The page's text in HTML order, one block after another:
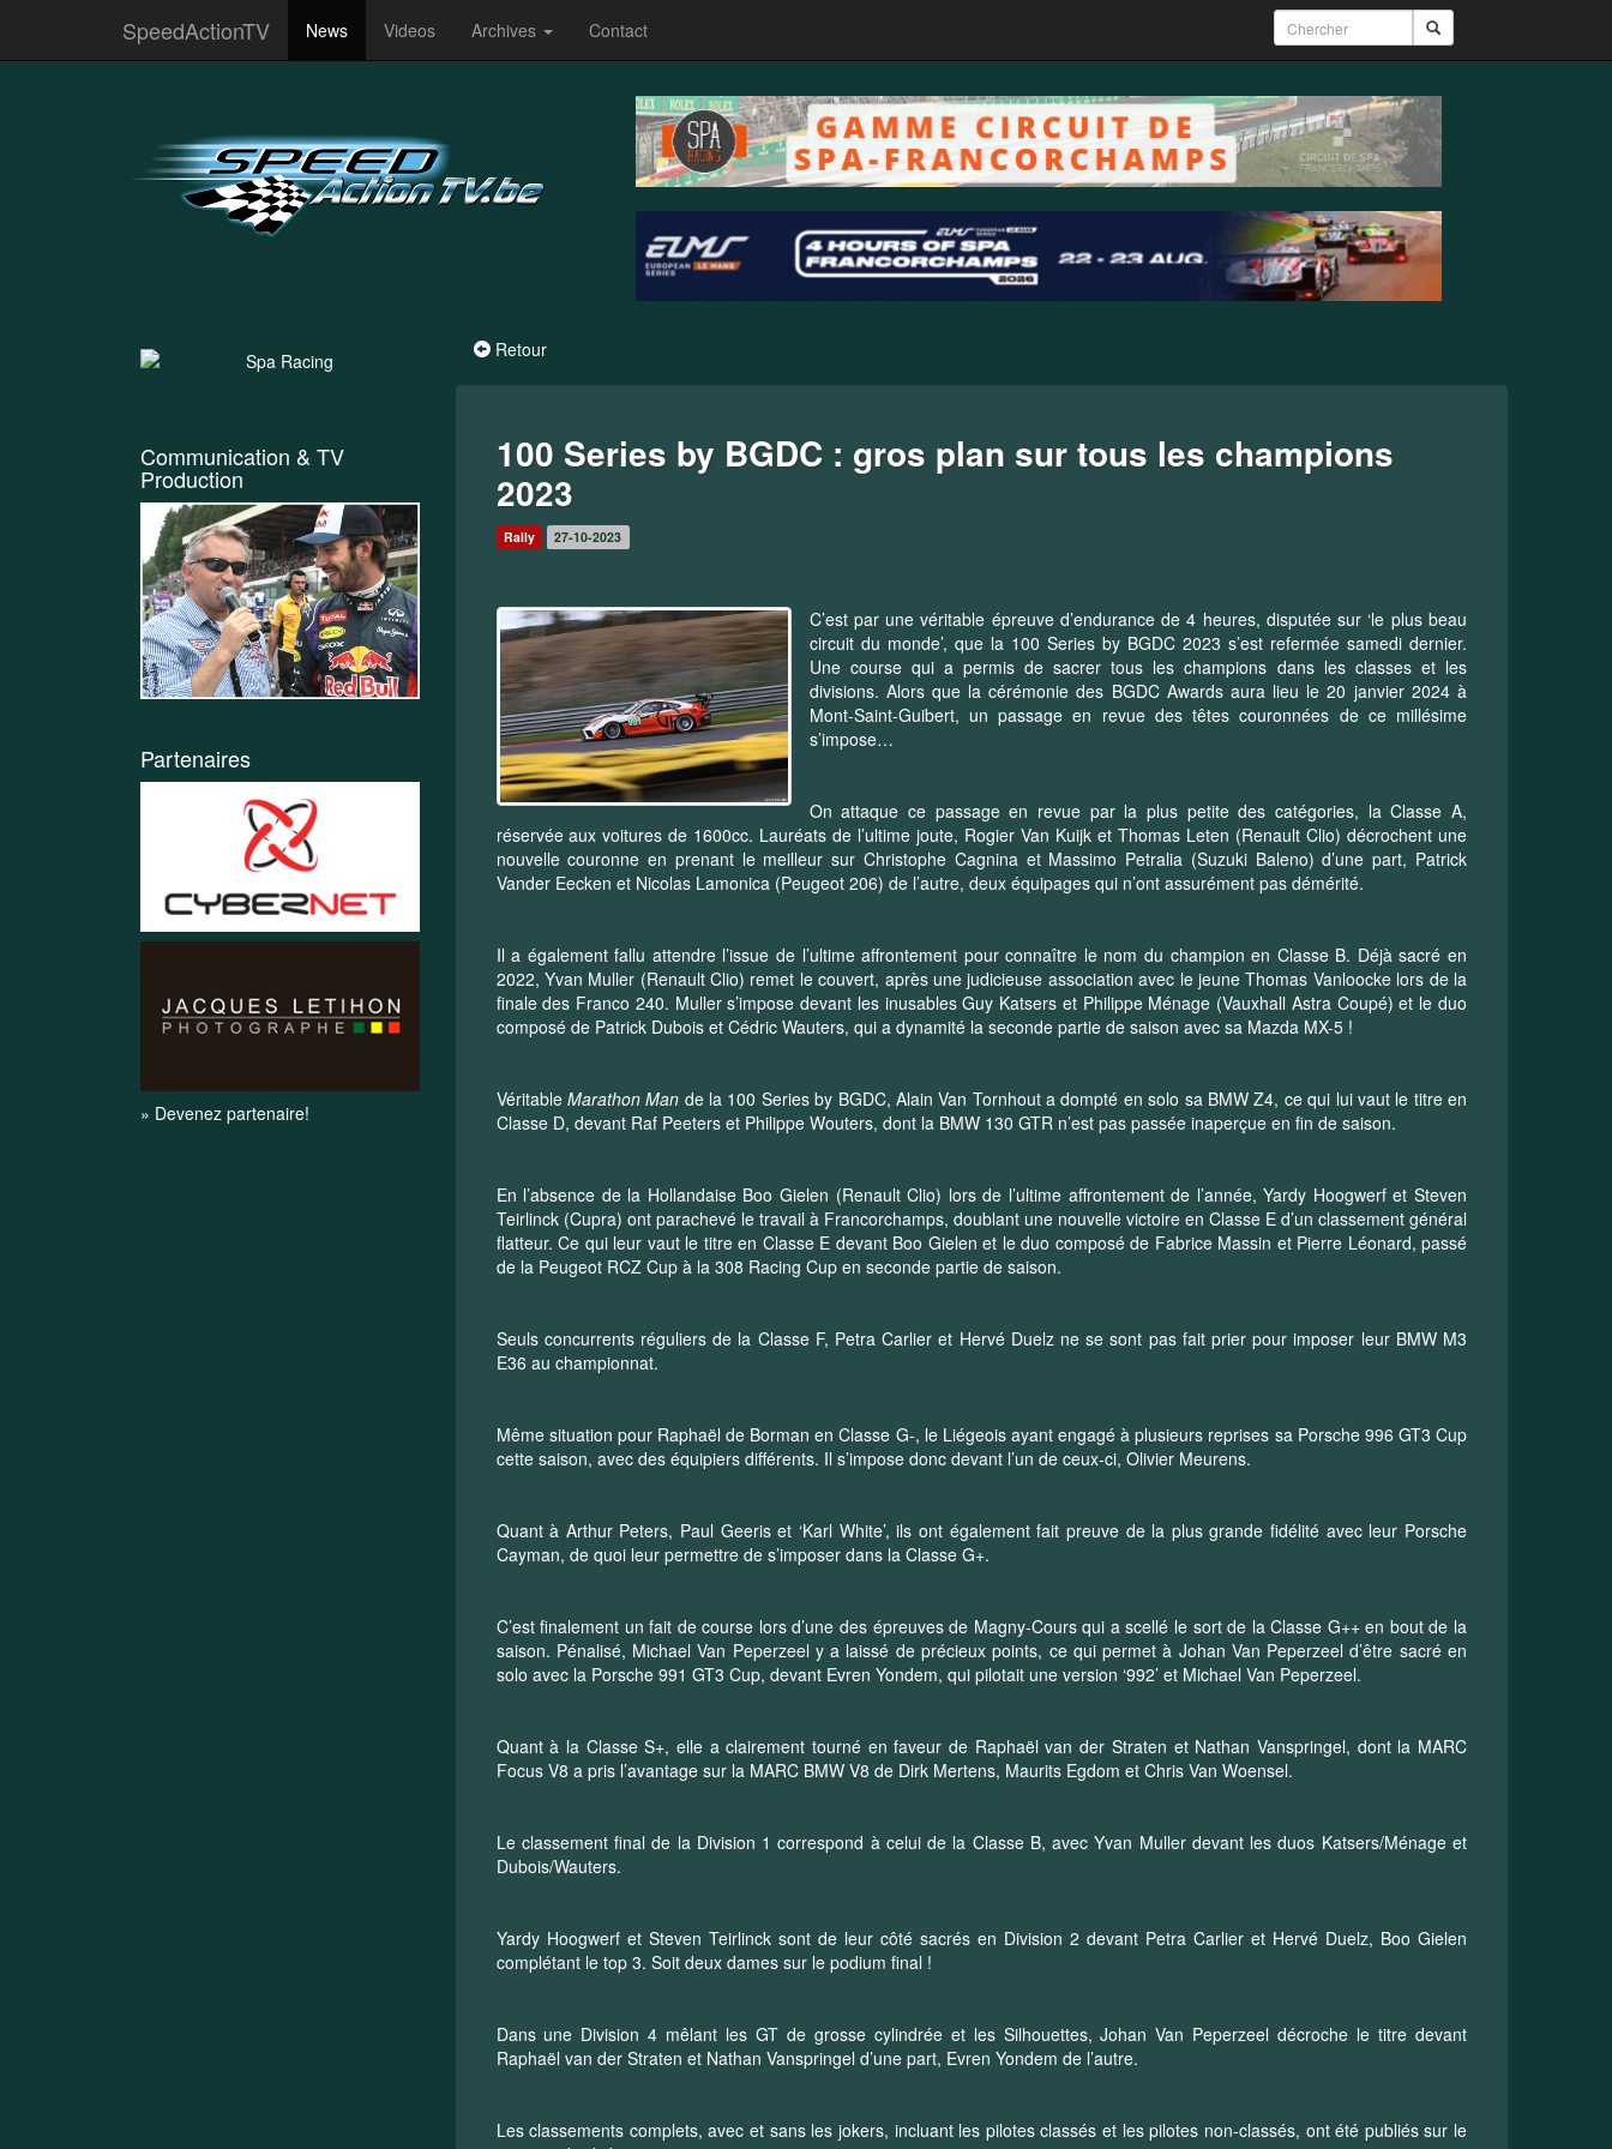
SpeedActionTV News Videos Archives Contact
Retour
100 Series by BGDC : gros plan sur tous les champions
2023
Rally 27-10-2023
C’est par une véritable épreuve d’endurance de 4 heures, disputée sur ‘le plus beau
circuit du monde’, que la 100 Series by BGDC 2023 s’est refermée samedi dernier.
Une course qui a permis de sacrer tous les champions dans les classes et les
divisions. Alors que la cérémonie des BGDC Awards aura lieu le 20 janvier 2024 à
Mont-Saint-Guibert, un passage en revue des têtes couronnées de ce millésime
s’impose…
On attaque ce passage en revue par la plus petite des catégories, la Classe A,
réservée aux voitures de 1600cc. Lauréats de l’ultime joute, Rogier Van Kuijk et Thomas Leten (Renault Clio) décrochent une
nouvelle couronne en prenant le meilleur sur Christophe Cagnina et Massimo Petralia (Suzuki Baleno) d’une part, Patrick
Vander Eecken et Nicolas Lamonica (Peugeot 206) de l’autre, deux équipages qui n’ont assurément pas démérité.
Il a également fallu attendre l’issue de l’ultime affrontement pour connaître le nom du champion en Classe B. Déjà sacré en
2022, Yvan Muller (Renault Clio) remet le couvert, après une judicieuse association avec le jeune Thomas Vanloocke lors de la
finale des Franco 240. Muller s’impose devant les inusables Guy Katsers et Philippe Ménage (Vauxhall Astra Coupé) et le duo
composé de Patrick Dubois et Cédric Wauters, qui a dynamité la seconde partie de saison avec sa Mazda MX-5 !
Véritable Marathon Man de la 100 Series by BGDC, Alain Van Tornhout a dompté en solo sa BMW Z4, ce qui lui vaut le titre en
Classe D, devant Raf Peeters et Philippe Wouters, dont la BMW 130 GTR n’est pas passée inaperçue en fin de saison.
En l’absence de la Hollandaise Boo Gielen (Renault Clio) lors de l’ultime affrontement de l’année, Yardy Hoogwerf et Steven
Teirlinck (Cupra) ont parachevé le travail à Francorchamps, doublant une nouvelle victoire en Classe E d’un classement général
flatteur. Ce qui leur vaut le titre en Classe E devant Boo Gielen et le duo composé de Fabrice Massin et Pierre Léonard, passé
de la Peugeot RCZ Cup à la 308 Racing Cup en seconde partie de saison.
Seuls concurrents réguliers de la Classe F, Petra Carlier et Hervé Duelz ne se sont pas fait prier pour imposer leur BMW M3
E36 au championnat.
Même situation pour Raphaël de Borman en Classe G-, le Liégeois ayant engagé à plusieurs reprises sa Porsche 996 GT3 Cup
cette saison, avec des équipiers différents. Il s’impose donc devant l’un de ceux-ci, Olivier Meurens.
Quant à Arthur Peters, Paul Geeris et ‘Karl White’, ils ont également fait preuve de la plus grande fidélité avec leur Porsche
Cayman, de quoi leur permettre de s’imposer dans la Classe G+.
C’est finalement un fait de course lors d’une des épreuves de Magny-Cours qui a scellé le sort de la Classe G++ en bout de la
saison. Pénalisé, Michael Van Peperzeel y a laissé de précieux points, ce qui permet à Johan Van Peperzeel d’être sacré en
solo avec la Porsche 991 GT3 Cup, devant Evren Yondem, qui pilotait une version ‘992’ et Michael Van Peperzeel.
Quant à la Classe S+, elle a clairement tourné en faveur de Raphaël van der Straten et Nathan Vanspringel, dont la MARC
Focus V8 a pris l’avantage sur la MARC BMW V8 de Dirk Mertens, Maurits Egdom et Chris Van Woensel.
Le classement final de la Division 1 correspond à celui de la Classe B, avec Yvan Muller devant les duos Katsers/Ménage et
Dubois/Wauters.
Yardy Hoogwerf et Steven Teirlinck sont de leur côté sacrés en Division 2 devant Petra Carlier et Hervé Duelz, Boo Gielen
complétant le top 3. Soit deux dames sur le podium final !
Dans une Division 4 mêlant les GT de grosse cylindrée et les Silhouettes, Johan Van Peperzeel décroche le titre devant
Raphaël van der Straten et Nathan Vanspringel d’une part, Evren Yondem de l’autre.
Les classements complets, avec et sans les jokers, incluant les pilotes classés et les pilotes non-classés, ont été publiés sur le
Communication & TV
Production
Partenaires
» Devenez partenaire!